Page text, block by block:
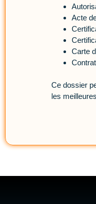
Acte
Carte
Ce dossier
les